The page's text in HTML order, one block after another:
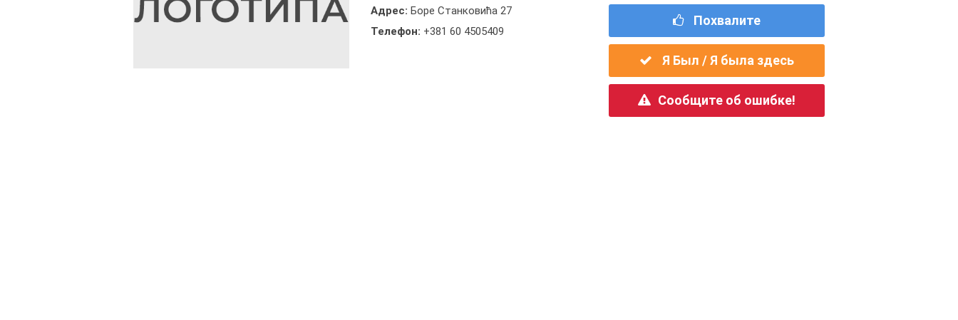
Адрес:Боре Станковића 27
Телефон: +381 60 4505409
Похвалите
Я Был / Я была здесь
Сообщите об ошибке!